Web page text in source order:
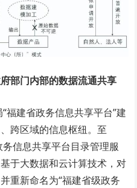
部门内部的数据流通共享
福建省政务信息共享平台”建
跨区域的信息枢纽。至
信息共享平台目录管理服
于大数据和云计算技术，对
重新命名为“福建省级政务